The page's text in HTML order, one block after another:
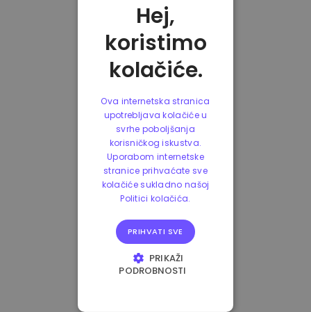
Hej,
koristimo
kolačiće.
Ova internetska stranica
upotrebljava kolačiće u
svrhe poboljšanja
korisničkog iskustva.
Uporabom internetske
stranice prihvaćate sve
kolačiće sukladno našoj
Politici kolačića.
PRIHVATI SVE
PRIKAŽI
PODROBNOSTI